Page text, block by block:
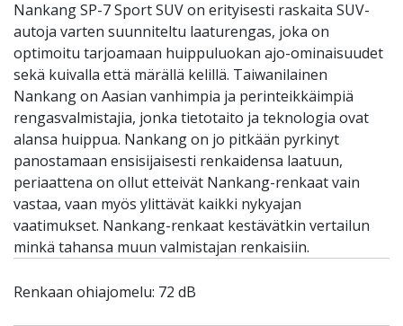
Nankang SP-7 Sport SUV on erityisesti raskaita SUV-
autoja varten suunniteltu laaturengas, joka on
optimoitu tarjoamaan huippuluokan ajo-ominaisuudet
sekä kuivalla että märällä kelillä. Taiwanilainen
Nankang on Aasian vanhimpia ja perinteikkäimpiä
rengasvalmistajia, jonka tietotaito ja teknologia ovat
alansa huippua. Nankang on jo pitkään pyrkinyt
panostamaan ensisijaisesti renkaidensa laatuun,
periaattena on ollut etteivät Nankang-renkaat vain
vastaa, vaan myös ylittävät kaikki nykyajan
vaatimukset. Nankang-renkaat kestävätkin vertailun
minkä tahansa muun valmistajan renkaisiin.
Renkaan ohiajomelu: 72 dB